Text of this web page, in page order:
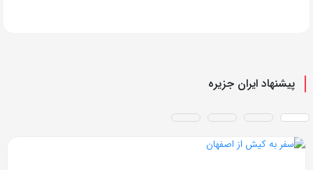
پیشنهاد ایران جزیره